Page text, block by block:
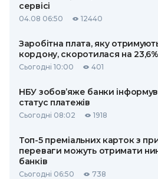
сервісі
04.08 06:50 12440
Заробітна плата, яку
кордону, скоротилася на
Сьогодні 10:00 401
НБУ зобов’яже банки
статус платежів
Сьогодні 08:02 1918
Топ-5 преміальних карток з
переваги можуть отримати
банків
Сьогодні 06:50 738